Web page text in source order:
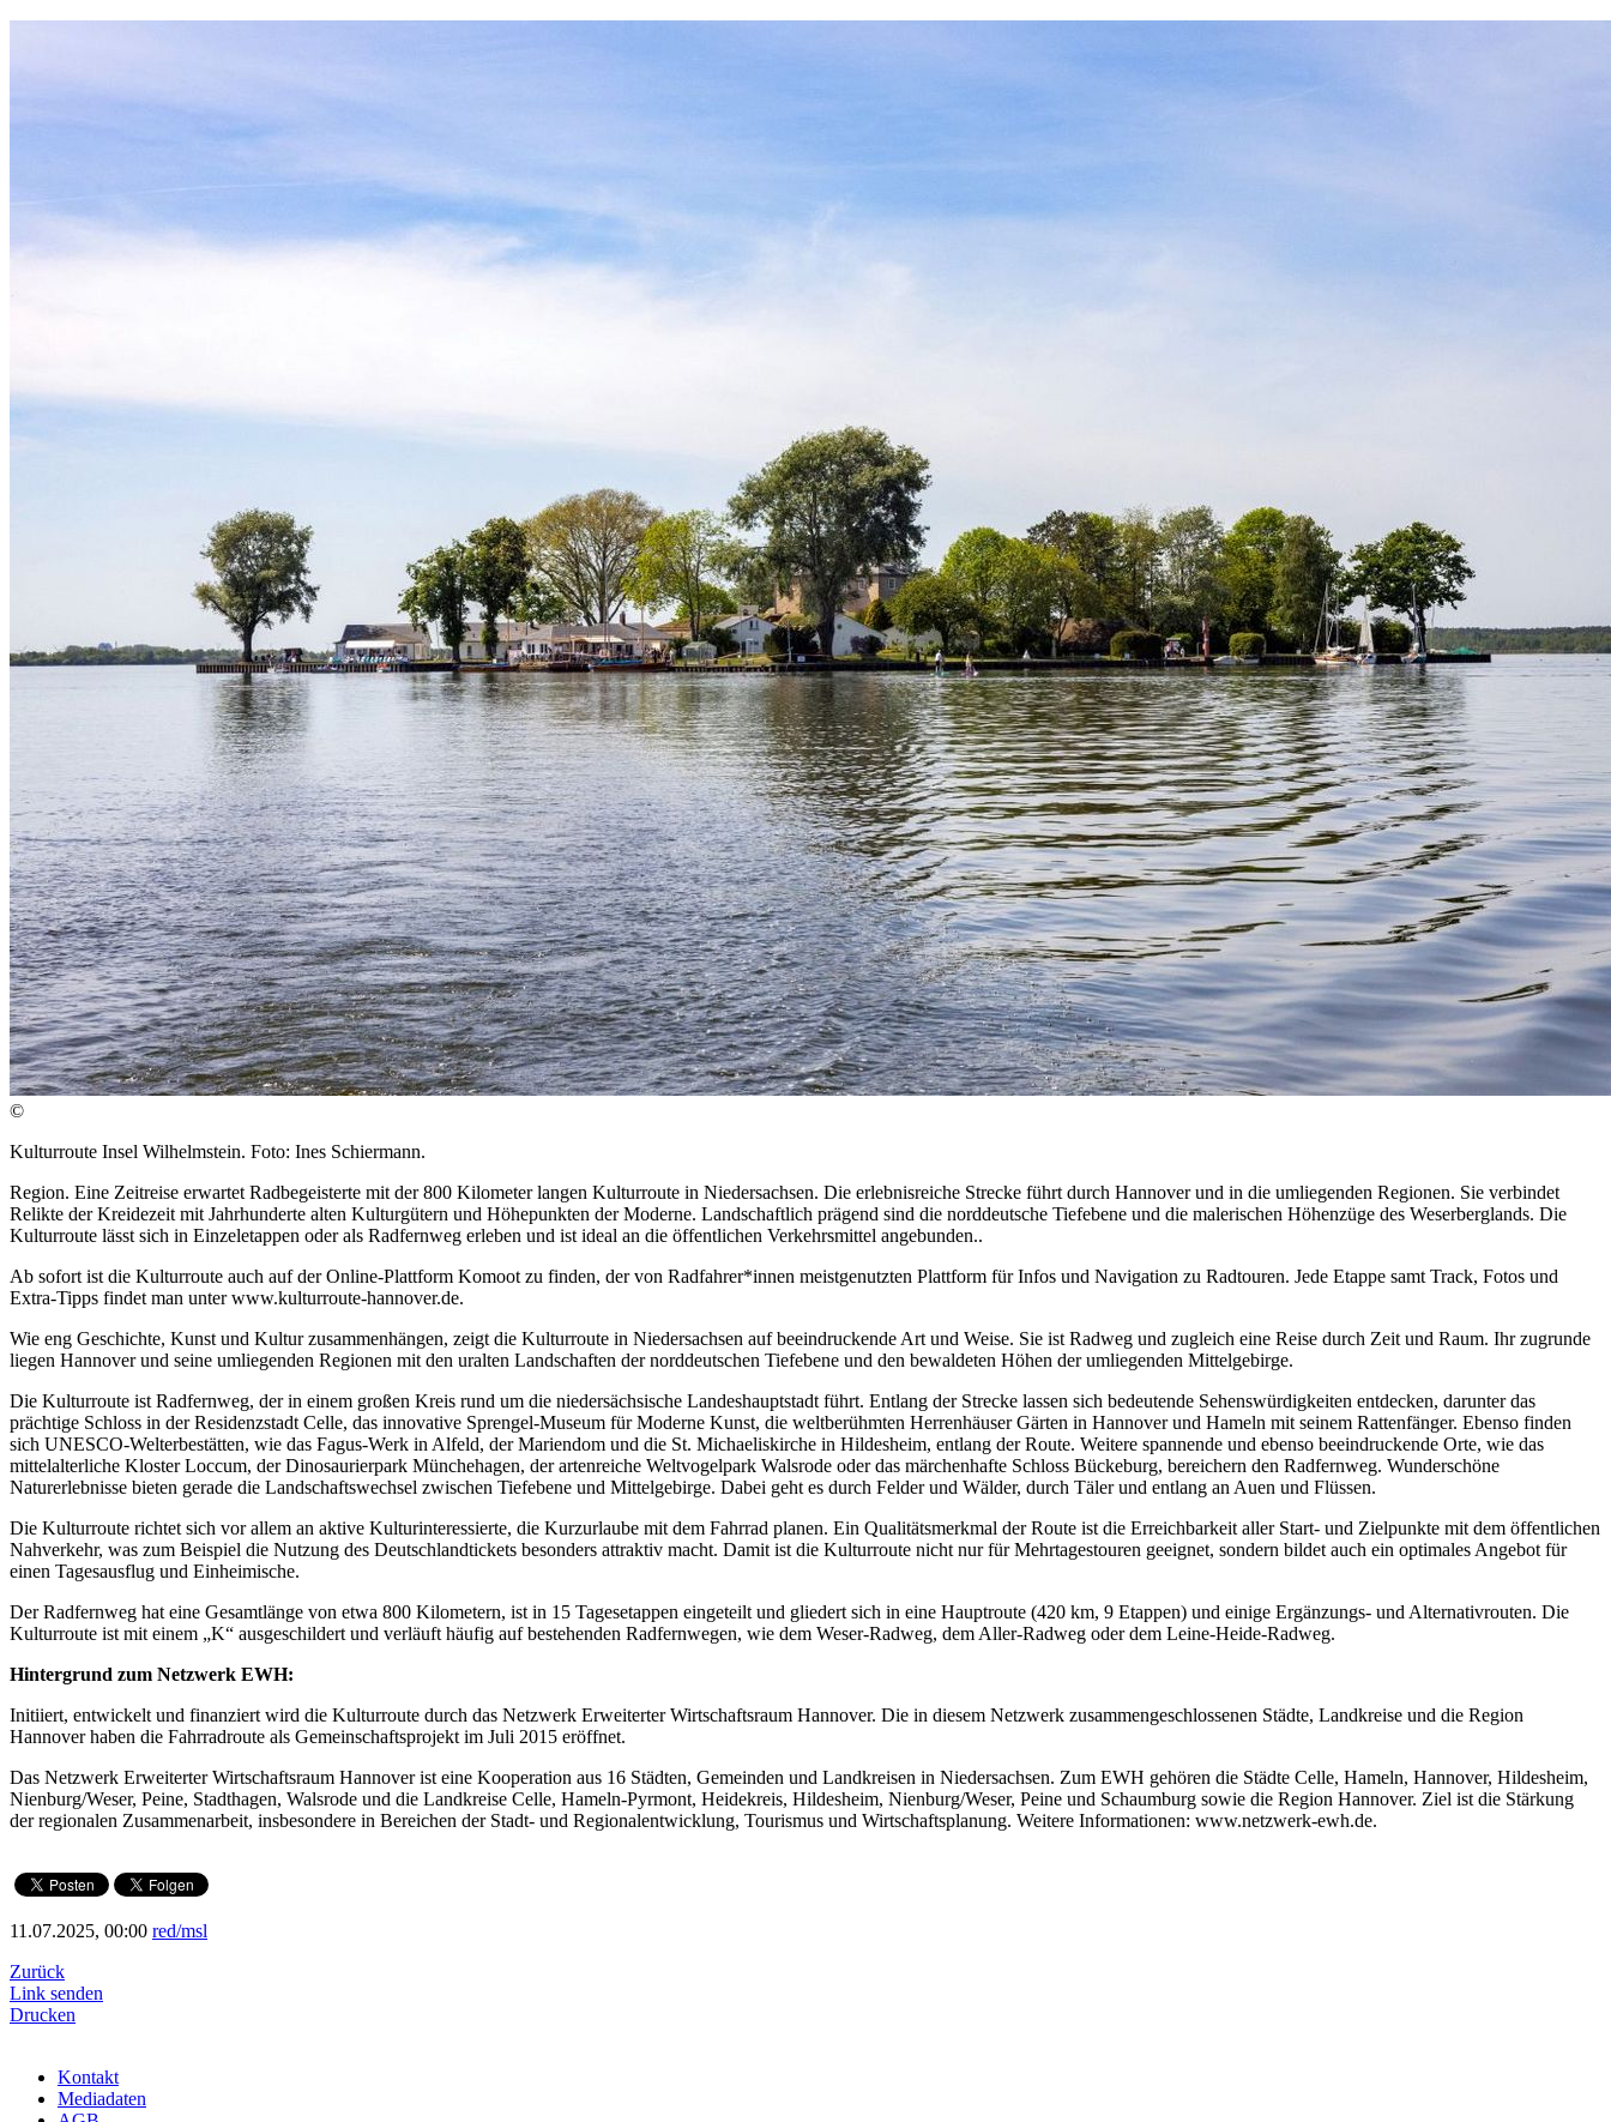
©
Kulturroute Insel Wilhelmstein. Foto: Ines Schiermann.
Region. Eine Zeitreise erwartet Radbegeisterte mit der 800 Kilometer langen Kulturroute in Niedersachsen. Die erlebnisreiche Strecke führt durch Hannover und in die umliegenden Regionen. Sie verbindet
Relikte der Kreidezeit mit Jahrhunderte alten Kulturgütern und Höhepunkten der Moderne. Landschaftlich prägend sind die norddeutsche Tiefebene und die malerischen Höhenzüge des Weserberglands. Die
Kulturroute lässt sich in Einzeletappen oder als Radfernweg erleben und ist ideal an die öffentlichen Verkehrsmittel angebunden..
Ab sofort ist die Kulturroute auch auf der Online-Plattform Komoot zu finden, der von Radfahrer*innen meistgenutzten Plattform für Infos und Navigation zu Radtouren. Jede Etappe samt Track, Fotos und
Extra-Tipps findet man unter www.kulturroute-hannover.de.
Wie eng Geschichte, Kunst und Kultur zusammenhängen, zeigt die Kulturroute in Niedersachsen auf beeindruckende Art und Weise. Sie ist Radweg und zugleich eine Reise durch Zeit und Raum. Ihr zugrunde
liegen Hannover und seine umliegenden Regionen mit den uralten Landschaften der norddeutschen Tiefebene und den bewaldeten Höhen der umliegenden Mittelgebirge.
Die Kulturroute ist Radfernweg, der in einem großen Kreis rund um die niedersächsische Landeshauptstadt führt. Entlang der Strecke lassen sich bedeutende Sehenswürdigkeiten entdecken, darunter das
prächtige Schloss in der Residenzstadt Celle, das innovative Sprengel-Museum für Moderne Kunst, die weltberühmten Herrenhäuser Gärten in Hannover und Hameln mit seinem Rattenfänger. Ebenso finden
sich UNESCO-Welterbestätten, wie das Fagus-Werk in Alfeld, der Mariendom und die St. Michaeliskirche in Hildesheim, entlang der Route. Weitere spannende und ebenso beeindruckende Orte, wie das
mittelalterliche Kloster Loccum, der Dinosaurierpark Münchehagen, der artenreiche Weltvogelpark Walsrode oder das märchenhafte Schloss Bückeburg, bereichern den Radfernweg. Wunderschöne
Naturerlebnisse bieten gerade die Landschaftswechsel zwischen Tiefebene und Mittelgebirge. Dabei geht es durch Felder und Wälder, durch Täler und entlang an Auen und Flüssen.
Die Kulturroute richtet sich vor allem an aktive Kulturinteressierte, die Kurzurlaube mit dem Fahrrad planen. Ein Qualitätsmerkmal der Route ist die Erreichbarkeit aller Start‐ und Zielpunkte mit dem öffentlichen
Nahverkehr, was zum Beispiel die Nutzung des Deutschlandtickets besonders attraktiv macht. Damit ist die Kulturroute nicht nur für Mehrtagestouren geeignet, sondern bildet auch ein optimales Angebot für
einen Tagesausflug und Einheimische.
Der Radfernweg hat eine Gesamtlänge von etwa 800 Kilometern, ist in 15 Tagesetappen eingeteilt und gliedert sich in eine Hauptroute (420 km, 9 Etappen) und einige Ergänzungs- und Alternativrouten. Die
Kulturroute ist mit einem „K“ ausgeschildert und verläuft häufig auf bestehenden Radfernwegen, wie dem Weser‐Radweg, dem Aller‐Radweg oder dem Leine-Heide-Radweg.
Hintergrund zum Netzwerk EWH:
Initiiert, entwickelt und finanziert wird die Kulturroute durch das Netzwerk Erweiterter Wirtschaftsraum Hannover. Die in diesem Netzwerk zusammengeschlossenen Städte, Landkreise und die Region
Hannover haben die Fahrradroute als Gemeinschaftsprojekt im Juli 2015 eröffnet.
Das Netzwerk Erweiterter Wirtschaftsraum Hannover ist eine Kooperation aus 16 Städten, Gemeinden und Landkreisen in Niedersachsen. Zum EWH gehören die Städte Celle, Hameln, Hannover, Hildesheim,
Nienburg/Weser, Peine, Stadthagen, Walsrode und die Landkreise Celle, Hameln-Pyrmont, Heidekreis, Hildesheim, Nienburg/Weser, Peine und Schaumburg sowie die Region Hannover. Ziel ist die Stärkung
der regionalen Zusammenarbeit, insbesondere in Bereichen der Stadt- und Regionalentwicklung, Tourismus und Wirtschaftsplanung. Weitere Informationen: www.netzwerk-ewh.de.
11.07.2025, 00:00 red/msl
Zurück
Link senden
Drucken
Kontakt
Mediadaten